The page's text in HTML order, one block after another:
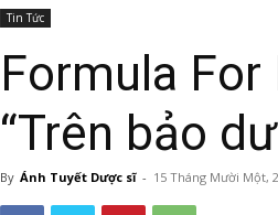
Tin Tức
Formula
“Trên bảo
By Ánh Tuyết Dược sĩ - 15 Tháng Mười Một,